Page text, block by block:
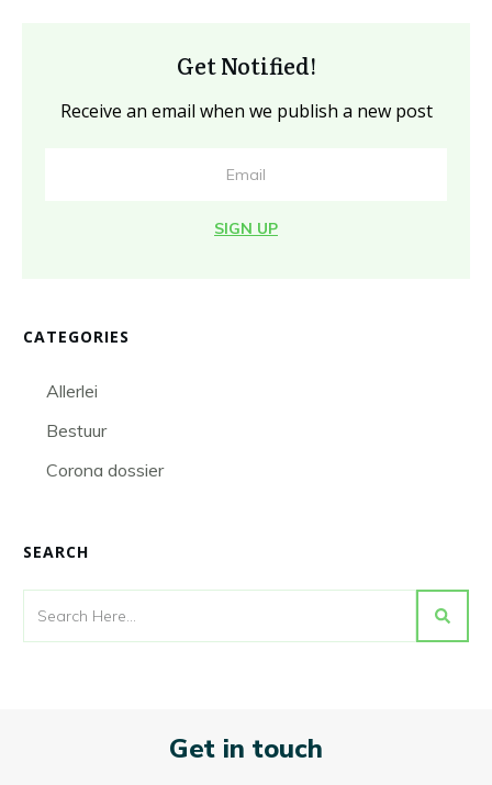
Get Notified!
Receive an email when we publish a new post
SIGN UP
CATEGORIES
Allerlei
Bestuur
Corona dossier
SEARCH
Get in touch